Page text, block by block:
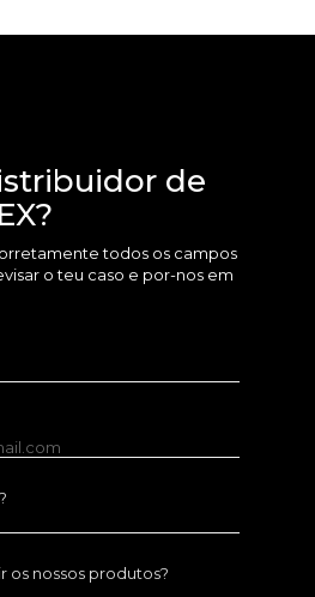
de
todos os campos
o teu caso e por-nos em
os nossos produtos?